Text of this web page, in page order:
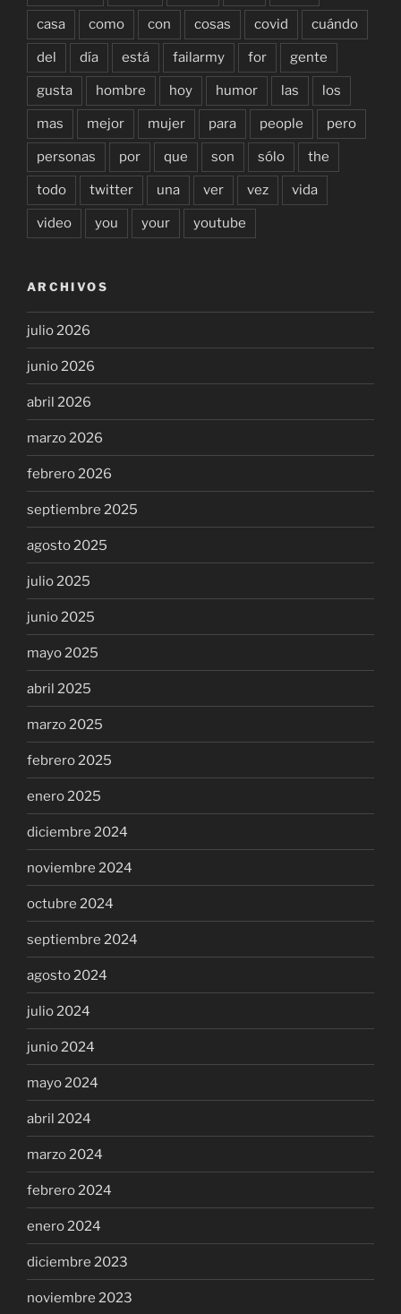
casa como con cosas covid cuándo
del día está failarmy for gente
gusta hombre hoy humor las los
mas mejor mujer para people pero
personas por que son sólo the
todo twitter una ver vez vida
video you your youtube
ARCHIVOS
julio 2026
junio 2026
abril 2026
marzo 2026
febrero 2026
septiembre 2025
agosto 2025
julio 2025
junio 2025
mayo 2025
abril 2025
marzo 2025
febrero 2025
enero 2025
diciembre 2024
noviembre 2024
octubre 2024
septiembre 2024
agosto 2024
julio 2024
junio 2024
mayo 2024
abril 2024
marzo 2024
febrero 2024
enero 2024
diciembre 2023
noviembre 2023